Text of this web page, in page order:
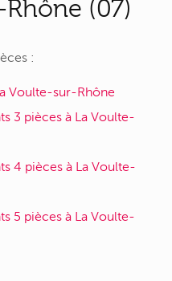
(07)
:
Voulte-sur-Rhône
3 pièces à La Voulte-
4 pièces à La Voulte-
5 pièces à La Voulte-